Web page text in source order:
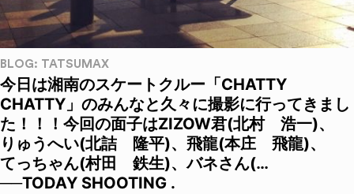
BLOG: TATSUMAX
今日は湘南のスケートクルー「CHATTY
CHATTY」のみんなと久々に撮影に行ってきまし
た！！！今回の面子はZIZOW君(北村 浩一)、
りゅうへい(北詰 隆平)、飛龍(本庄 飛龍)、
てっちゃん(村田 鉄生)、バネさん(…
──TODAY SHOOTING .